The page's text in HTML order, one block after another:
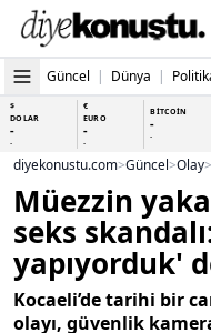
Güncel | Dünya |
$
DOLAR
-
-
€
EURO
-
-
BİTCOİN
-
-
diyekonustu.com>Güncel>Olay>
Müezzin
seks
yapıyorduk'
Kocaeli’de tarihi bir
olayı, güvenlik